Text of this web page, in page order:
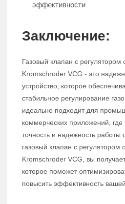
эффективности
Заключение:
Газовый клапан с регулятором
Kromschroder VCG - это
устройство, которое
стабильное регулирование
идеально подходит для
коммерческих приложений, где
точность и надежность
газовый клапан с регулятором
Kromschroder VCG, вы
которое поможет
повысить эффективность